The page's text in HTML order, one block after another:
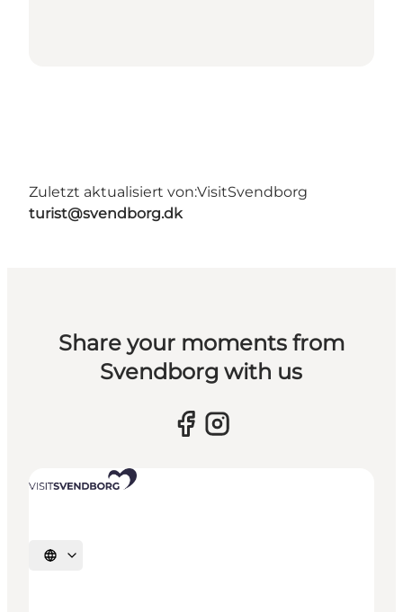
Zuletzt aktualisiert von:VisitSvendborg
turist@svendborg.dk
Share your moments from
Svendborg with us
Sprache auswählen